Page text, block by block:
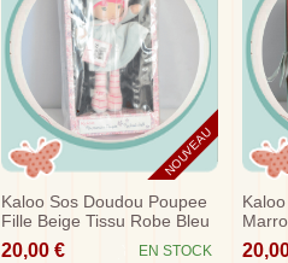
NOUVEAU
Kaloo Sos Doudou Poupee
Fille Beige Tissu Robe Bleu
Clair
20,00 € EN STOCK